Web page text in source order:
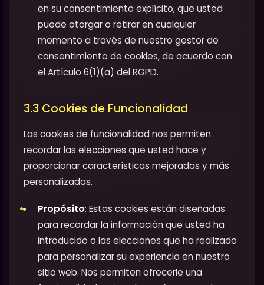
en su consentimiento explícito, que usted
puede otorgar o retirar en cualquier
momento a través de nuestro gestor de
consentimiento de cookies, de acuerdo con
el Artículo 6(1)(a) del RGPD.
3.3 Cookies de Funcionalidad
Las cookies de funcionalidad nos permiten
recordar las elecciones que usted hace y
proporcionar características mejoradas y más
personalizadas.
Propósito: Estas cookies están diseñadas
para recordar la información que usted ha
introducido o las elecciones que ha realizado
para personalizar su experiencia en nuestro
sitio web. Nos permiten ofrecerle una